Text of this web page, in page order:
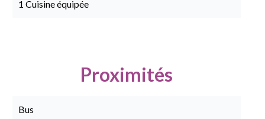
1 Cuisine équipée
Proximités
Bus